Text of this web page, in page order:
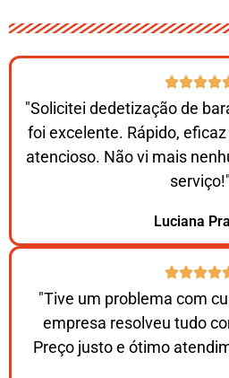
"Solicitei dedetização de
foi excelente. Rápido,
atencioso. Não vi mais
serviço!"
Luciana
"Tive um problema com
empresa resolveu tudo
Preço justo e ótimo